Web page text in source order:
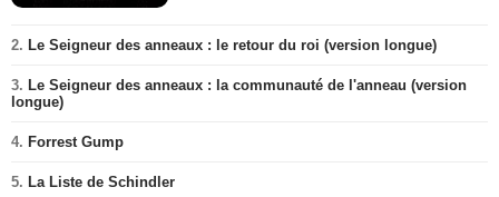
2. Le Seigneur des anneaux : le retour du roi (version longue)
3. Le Seigneur des anneaux : la communauté de l'anneau (version
longue)
4. Forrest Gump
5. La Liste de Schindler